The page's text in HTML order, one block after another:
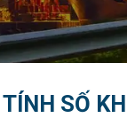
TÍNH SỐ